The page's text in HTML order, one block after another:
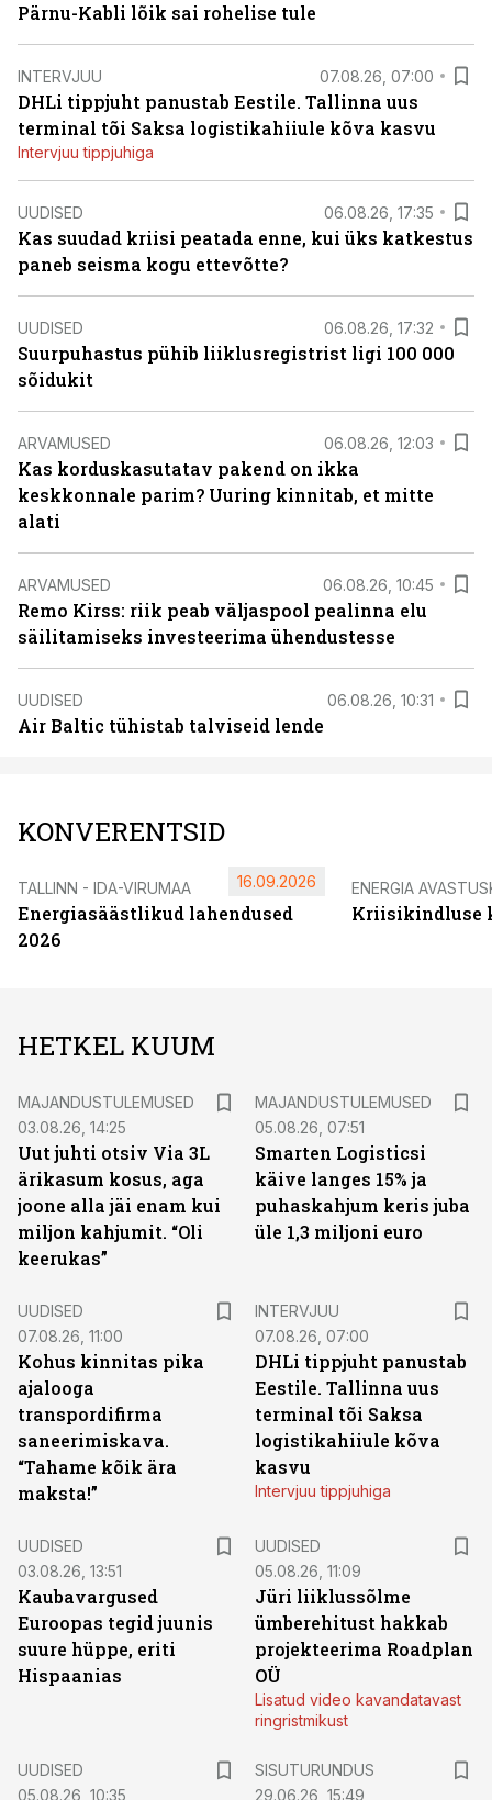
Pärnu-Kabli lõik sai rohelise tule
INTERVJUU 07.08.26, 07:00
DHLi tippjuht panustab Eestile. Tallinna uus
terminal tõi Saksa logistikahiiule kõva kasvu
Intervjuu tippjuhiga
UUDISED 06.08.26, 17:35
Kas suudad kriisi peatada enne, kui üks katkestus
paneb seisma kogu ettevõtte?
UUDISED 06.08.26, 17:32
Suurpuhastus pühib liiklusregistrist ligi 100 000
sõidukit
ARVAMUSED 06.08.26, 12:03
Kas korduskasutatav pakend on ikka
keskkonnale parim? Uuring kinnitab, et mitte
alati
ARVAMUSED 06.08.26, 10:45
Remo Kirss: riik peab väljaspool pealinna elu
säilitamiseks investeerima ühendustesse
UUDISED 06.08.26, 10:31
Air Baltic tühistab talviseid lende
KONVERENTSID
TALLINN - IDA-VIRUMAA
Energiasäästlikud lahendused
2026
16.09.2026 ENERGIA
Kriisikindluse
HETKEL KUUM
MAJANDUSTULEMUSED
03.08.26, 14:25
Uut juhti otsiv Via 3L
ärikasum kosus, aga
joone alla jäi enam kui
miljon kahjumit. “Oli
keerukas”
MAJANDUSTULEMUSED
05.08.26, 07:51
Smarten Logisticsi
käive langes 15% ja
puhaskahjum keris juba
üle 1,3 miljoni euro
UUDISED
07.08.26, 11:00
Kohus kinnitas pika
ajalooga
transpordifirma
saneerimiskava.
“Tahame kõik ära
maksta!”
INTERVJUU
07.08.26, 07:00
DHLi tippjuht panustab
Eestile. Tallinna uus
terminal tõi Saksa
logistikahiiule kõva
kasvu
Intervjuu tippjuhiga
UUDISED
03.08.26, 13:51
Kaubavargused
Euroopas tegid juunis
suure hüppe, eriti
Hispaanias
UUDISED
05.08.26, 11:09
Jüri liiklussõlme
ümberehitust hakkab
projekteerima Roadplan
OÜ
Lisatud video kavandatavast
ringristmikust
UUDISED
05.08.26, 10:35
SISUTURUNDUS
29.06.26, 15:49